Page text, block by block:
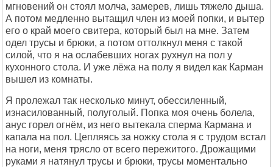
мгновений он стоял молча, замерев, лишь тяжело дыша.
А потом медленно вытащил член из моей попки, и вытер
его о край моего свитера, который был на мне. Затем
одел трусы и брюки, а потом оттолкнул меня с такой
силой, что я на ослабевших ногах рухнул на пол у
кухонного стола. И уже лёжа на полу я видел как Карман
вышел из комнаты.
Я пролежал так несколько минут, обессиленный,
изнасилованный, полуголый. Попка моя очень болела,
анус горел огнём, из него вытекала сперма Кармана и
капала на пол. Цепляясь за ножку стола я с трудом встал
на ноги, меня трясло от всего пережитого. Дрожащими
руками я натянул трусы и брюки, трусы моментально